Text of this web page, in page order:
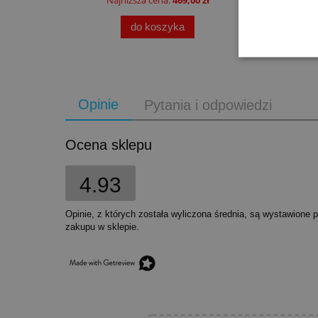
do koszyka
Opinie Pytania i odpowiedzi
Ocena sklepu
4.93
Opinie, z których została wyliczona średnia, są wystawione
zakupu w sklepie.